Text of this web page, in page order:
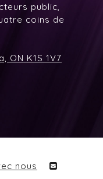
public,
coins de
ON K1S 1V7
nous